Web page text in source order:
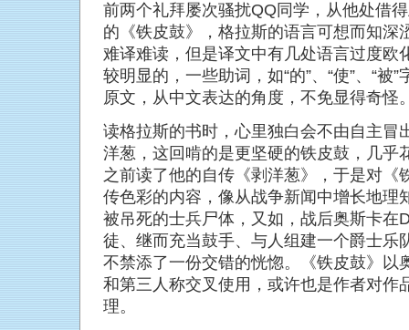
前两个礼拜屡次骚扰QQ同学，从他处借
的《铁皮鼓》，格拉斯的语言可想而知深
难译难读，但是译文中有几处语言过度欧
较明显的，一些助词，如“的”、“使”、“被
原文，从中文表达的角度，不免显得奇怪
读格拉斯的书时，心里独白会不由自主冒
洋葱，这回啃的是更坚硬的铁皮鼓，几乎
之前读了他的自传《剥洋葱》，于是对《
传色彩的内容，像从战争新闻中增长地理
被吊死的士兵尸体，又如，战后奥斯卡在
徒、继而充当鼓手、与人组建一个爵士乐
不禁添了一份交错的恍惚。《铁皮鼓》以
和第三人称交叉使用，或许也是作者对作
理。